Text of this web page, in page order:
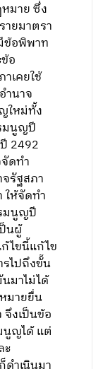
ใหม่ทั้ง
มนูญปี
2492
ทำ
รัฐสภา
ห้จัดทำ
มนูญปี
นผู้
ขนี้แก้ไข
ปถึงขั้น
มาไม่ได้
มายยื่น
เป็นข้อ
ญได้ แต่
ะ
ดำเนินมา